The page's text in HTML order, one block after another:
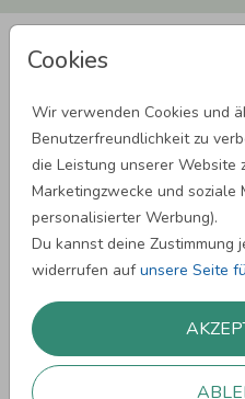
Cookies
Wir verwenden Cookies und
Benutzerfreundlichkeit zu
die Leistung unserer Website
Marketingzwecke und soziale
personalisierter Werbung).
Du kannst deine Zustimmung
widerrufen aufunsere Seite
SPRÜCHE ZUM
SPRÜCHE ZUR HOCHZEIT
WEITERE SPRÜCHE
ÜBER WUNDERKARTEN